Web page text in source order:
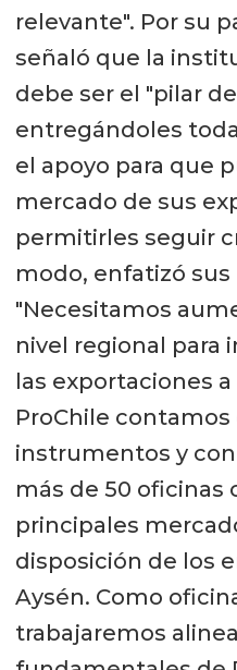
relevante". Por su
señaló que la
debe ser el "pilar
entregándoles
el apoyo para que
mercado de sus
permitirles seguir
modo, enfatizó
"Necesitamos
nivel regional para
las exportaciones
ProChile contamos
instrumentos y
más de 50 oficinas
principales
disposición de los
Aysén. Como
trabajaremos